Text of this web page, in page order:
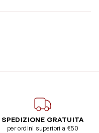
SPEDIZIONE GRATUITA
per ordini superiori a €50